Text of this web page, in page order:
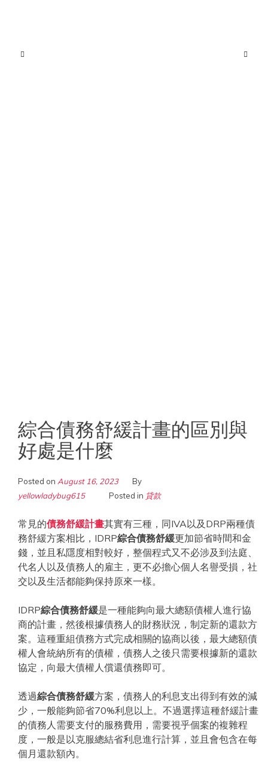
綜合債務舒緩計畫的區別與
好處是什麼
Posted on August 16, 2023
By
yellowladybug615
Posted in 貸款
常見的債務舒緩計畫其實有三種，同IVA以及DRP兩種債
務舒緩方案相比，IDRP綜合債務舒緩更加節省時間和金
錢，並且私隱度相對較好，整個程式又不必涉及到法庭、
代名人以及債務人的雇主，更不必擔心個人名譽受損，社
交以及生活都能夠保持原來一樣。
IDRP綜合債務舒緩是一種能夠向最大總額債權人進行協
商的計畫，然後根據債務人的財務狀況，制定新的還款方
案。這種重組債務方式完成相關的協商以後，最大總額債
權人會統納所有的債權，債務人之後只需要根據新的還款
協定，向最大債權人償還債務即可。
透過綜合債務舒緩方案，債務人的利息支出得到有效的減
少，一般能夠節省70%利息以上。不過選擇這種舒緩計畫
的債務人需要支付的服務費用，需要視乎個案的複雜程
度，一般是以克服總結省利息進行計算，並且會包含在每
個月還款額內。